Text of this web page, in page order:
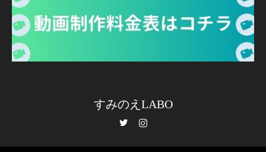
すみのえLABO